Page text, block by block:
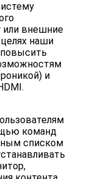
или внешние
наши
и
команд
списком